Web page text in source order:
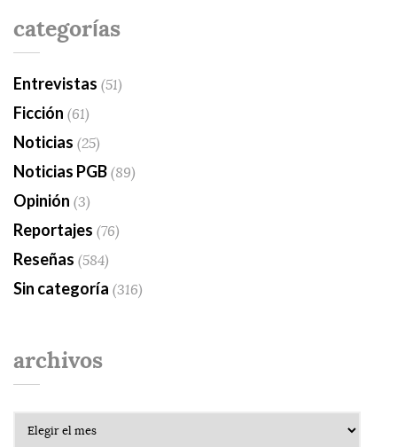
categorías
Entrevistas (51)
Ficción (61)
Noticias (25)
Noticias PGB(89)
Opinión (3)
Reportajes (76)
Reseñas (584)
Sin categoría (316)
archivos